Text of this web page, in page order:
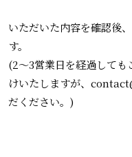
いただいた内容を確認後
す。
(2〜3営業日を経過しても
けいたしますが、
だください。)